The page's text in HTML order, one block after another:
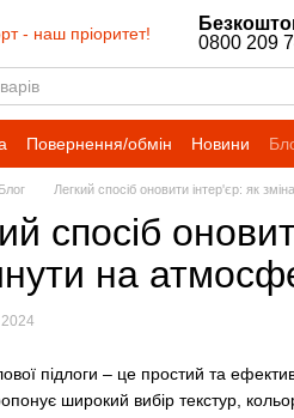
- наш пріоритет!
0800 209
Повернення/обмін Новини
Блог Легкий спосіб оновити інтер'єр: як
спосіб
на
підлоги – це простий та
широкий вибір текстур,